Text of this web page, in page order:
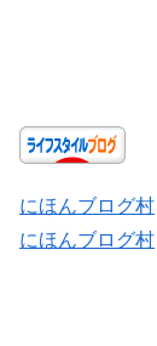
にほんブログ村
にほんブログ村